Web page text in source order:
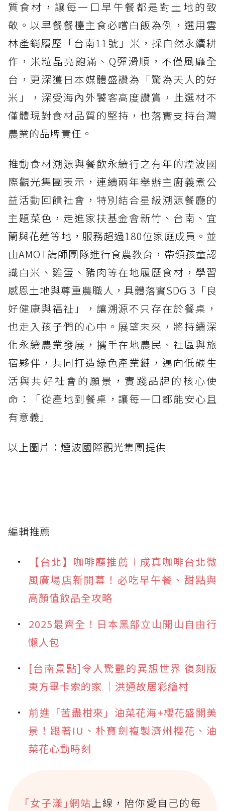
質食材，讓每一口早午餐都是對土地的致
敬。以早餐餐檯主食必嚐白飯為例，選用雲
林產銷履歷「台南11號」米，採自然永續耕
作，米粒晶亮飽滿、Q彈滑順，不僅風靡全
台，更深獲日本媒體盛讚為「驚為天人的好
米」，深受海內外饕客高度讚賞，此選材不
僅體現對食材品質的堅持，也落實支持台灣
農業的品牌責任。
推動食材溯源與餐飲永續行之有年的煙波國
際觀光集團表示，連續兩年舉辦主廚義煮公
益活動回饋社會，特別結合星級溯源餐廳的
主題菜色，走進家扶基金會新竹、台南、宜
蘭與花蓮等地，服務超過180位家庭成員。並
由AMOT講師團隊進行食農教育，帶領孩童認
識白米、雞蛋、豬肉等在地履歷食材，學習
感恩土地與尊重農職人，具體落實SDG 3「良
好健康與福祉」，讓溯源不只存在於餐桌，
也走入孩子們的心中。展望未來，將持續深
化永續農業發展，攜手在地農民、社區與旅
宿夥伴，共同打造綠色產業鏈，邁向低碳生
活與共好社會的願景，實踐品牌的核心使
命：「從產地到餐桌，讓每一口都能安心且
有意義」
以上圖片：煙波國際觀光集團提供
編輯推薦
【台北】咖啡廳推薦︱成真咖啡台北微
風廣場店新開幕！必吃早午餐、甜點與
高顏值飲品全攻略
2025最齊全！日本黑部立山開山自由行
懶人包
[台南景點]令人驚艷的異想世界 復刻版
東方畢卡索的家 │洪通故居彩繪村
前進「苦盡柑來」油菜花海+櫻花盛開美
景！跟著IU、朴寶劍複製濟州櫻花、油
菜花心動時刻
｢女子漾｣網站上線，陪你愛自己的每